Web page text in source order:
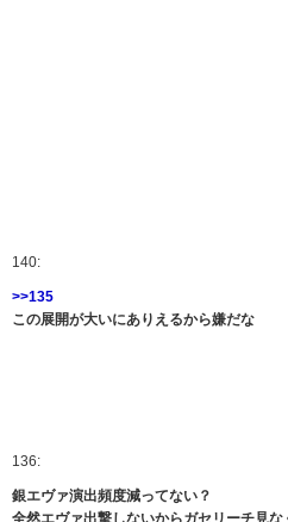
140:
>>135
この展開が大いにありえるから嫌だな
136:
銀エヴァ演出頻度減ってない？
全然エヴァ出撃しないからガセリーチ見